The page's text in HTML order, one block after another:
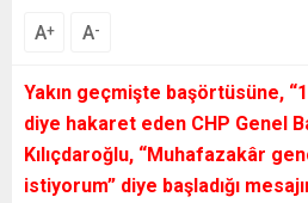
A+ A-
Yakın geçmişte başörtüsüne,
diye hakaret eden CHP Genel
Kılıçdaroğlu, “Muhafazakâr
istiyorum” diye başladığı